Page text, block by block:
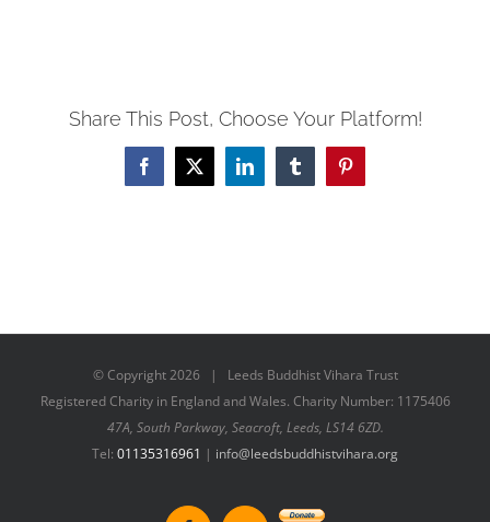
Share This Post, Choose Your Platform!
Facebook
X LinkedInTumblrPinterest
© Copyright2026 | Leeds Buddhist Vihara Trust
Registered Charity in England and Wales. Charity Number: 1175406
47A, South Parkway, Seacroft, Leeds, LS14 6ZD.
Tel: 01135316961 | info@leedsbuddhistvihara.org